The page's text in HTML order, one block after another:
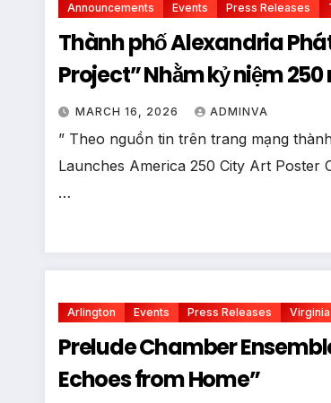
Announcements Events Press Releases
Thành phố Alexandria
Project” Nhằm kỷ niệm
năm 2026
MARCH 16, 2026 ADMINVA
” Theo nguồn tin trên trang mạng
Launches America 250 City Art Poster
…
Arlington Events Press Releases Virginia
Prelude Chamber
Echoes from Home”